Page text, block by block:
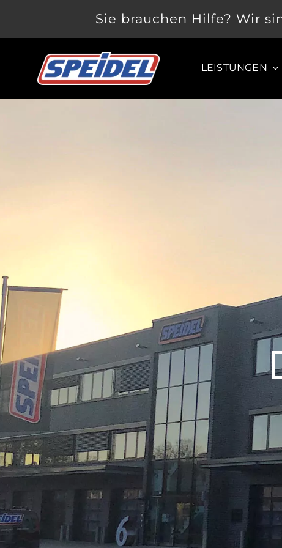
springen
Sie brauchen Hilfe? Wir
LEISTUNGEN